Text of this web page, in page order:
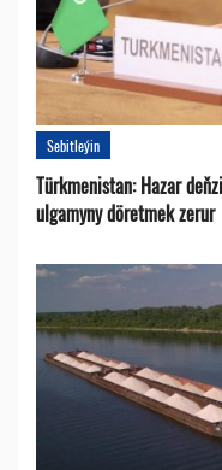
Sebitleýin
Türkmenistan: Hazar
ulgamyny döretmek zerur